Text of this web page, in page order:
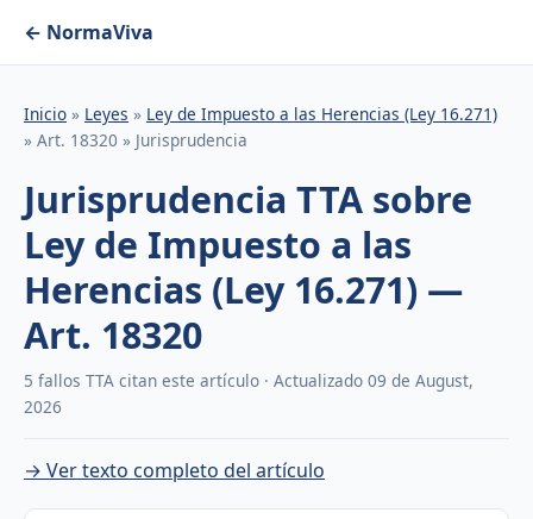
← NormaViva
Inicio » Leyes » Ley de Impuesto a las Herencias (Ley 16.271)
» Art. 18320 » Jurisprudencia
Jurisprudencia TTA sobre
Ley de Impuesto a las
Herencias (Ley 16.271) —
Art. 18320
5 fallos TTA citan este artículo · Actualizado 09 de August,
2026
→ Ver texto completo del artículo